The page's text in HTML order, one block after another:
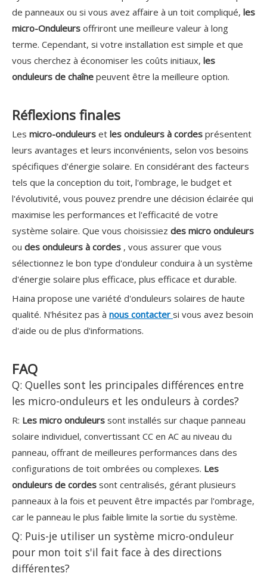
de panneaux ou si vous avez affaire à un toit compliqué, les
micro-Onduleurs offriront une meilleure valeur à long
terme. Cependant, si votre installation est simple et que
vous cherchez à économiser les coûts initiaux, les
onduleurs de chaîne peuvent être la meilleure option.
Réflexions finales
Les micro-onduleurs et les onduleurs à cordes présentent
leurs avantages et leurs inconvénients, selon vos besoins
spécifiques d'énergie solaire. En considérant des facteurs
tels que la conception du toit, l'ombrage, le budget et
l'évolutivité, vous pouvez prendre une décision éclairée qui
maximise les performances et l'efficacité de votre
système solaire. Que vous choisissiez des micro onduleurs
ou des onduleurs à cordes , vous assurer que vous
sélectionnez le bon type d'onduleur conduira à un système
d'énergie solaire plus efficace, plus efficace et durable.
Haina propose une variété d'onduleurs solaires de haute
qualité. N'hésitez pas à nous contacter si vous avez besoin
d'aide ou de plus d'informations.
FAQ
Q: Quelles sont les principales différences entre
les micro-onduleurs et les onduleurs à cordes?
R: Les micro onduleurs sont installés sur chaque panneau
solaire individuel, convertissant CC en AC au niveau du
panneau, offrant de meilleures performances dans des
configurations de toit ombrées ou complexes. Les
onduleurs de cordes sont centralisés, gérant plusieurs
panneaux à la fois et peuvent être impactés par l'ombrage,
car le panneau le plus faible limite la sortie du système.
Q: Puis-je utiliser un système micro-onduleur
pour mon toit s'il fait face à des directions
différentes?